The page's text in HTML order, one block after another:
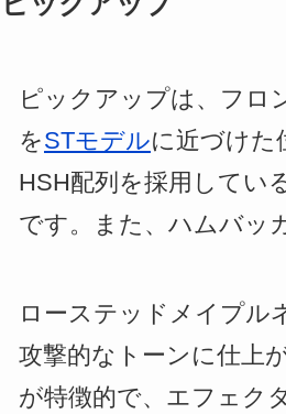
ピックアップは、フロ
をSTモデルに近づけた
HSH配列を採用してい
です。また、ハムバッ
ローステッドメイプル
攻撃的なトーンに仕上
が特徴的で、エフェク